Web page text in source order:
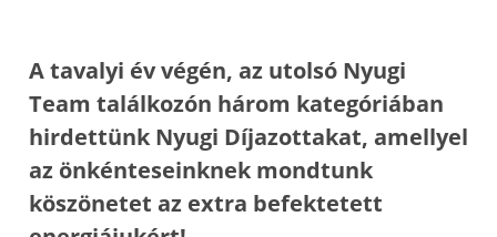
A tavalyi év végén, az utolsó Nyugi
Team találkozón három kategóriában
hirdettünk Nyugi Díjazottakat, amellyel
az önkénteseinknek mondtunk
köszönetet az extra befektetett